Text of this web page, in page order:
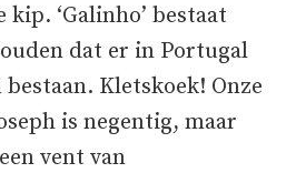
kip. ‘Galinho’ bestaat
dat er in Portugal
bestaan. Kletskoek! Onze
is negentig, maar
vent van